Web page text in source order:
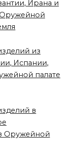
Ирана и
Оружейной
из
Испании,
палате
в
Оружейной